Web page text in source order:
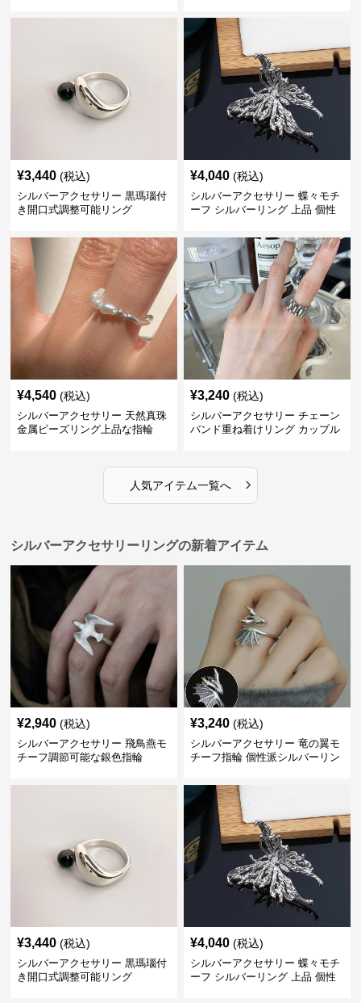
¥3,440 (税込)
シルバーアクセサリー 黒瑪瑙付
き開口式調整可能リング
¥4,040 (税込)
シルバーアクセサリー 蝶々モチ
ーフ シルバーリング 上品 個性
¥4,540 (税込)
シルバーアクセサリー 天然真珠
金属ビーズリング上品な指輪
¥3,240 (税込)
シルバーアクセサリー チェーン
バンド重ね着けリング カップル
人気アイテム一覧へ ›
シルバーアクセサリーリングの新着アイテム
¥2,940 (税込)
シルバーアクセサリー 飛鳥燕モ
チーフ調節可能な銀色指輪
¥3,240 (税込)
シルバーアクセサリー 竜の翼モ
チーフ指輪 個性派シルバーリン
¥3,440 (税込)
シルバーアクセサリー 黒瑪瑙付
き開口式調整可能リング
¥4,040 (税込)
シルバーアクセサリー 蝶々モチ
ーフ シルバーリング 上品 個性